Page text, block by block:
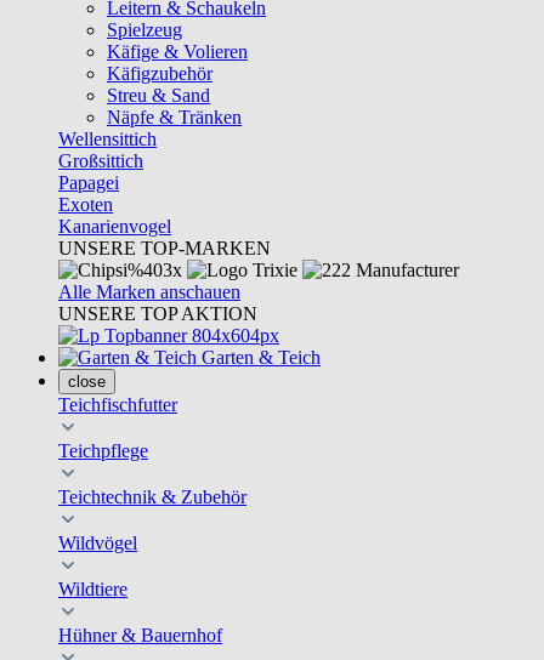
Leitern & Schaukeln
Spielzeug
Käfige & Volieren
Käfigzubehör
Streu & Sand
Näpfe & Tränken
Wellensittich
Großsittich
Papagei
Exoten
Kanarienvogel
UNSERE TOP-MARKEN
Alle Marken anschauen
UNSERE TOP AKTION
Garten & Teich
close
Teichfischfutter
Teichpflege
Teichtechnik & Zubehör
Wildvögel
Wildtiere
Hühner & Bauernhof